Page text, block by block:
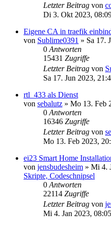
Letzter Beitrag von
Di 3. Okt 2023,
Eigene CA in traefik
von Sublime0391 » Sa 17.
0 Antworten
15431 Zugriffe
Letzter Beitrag von
Sa 17. Jun 2023,
rtl_433 als Dienst
von sebalutz » Mo 13. Feb
0 Antworten
16346 Zugriffe
Letzter Beitrag von
Mo 13. Feb 2023,
ei23 Smart Home
von jensbudesheim » Mi 4.
Skripte, Codeschnipsel
0 Antworten
22114 Zugriffe
Letzter Beitrag von
Mi 4. Jan 2023, 08:05